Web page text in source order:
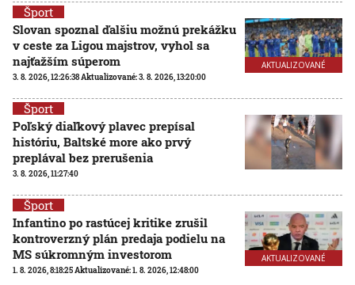
AKTUALIZOVANÉ
Šport
Slovan spoznal ďalšiu možnú prekážku
v ceste za Ligou majstrov, vyhol sa
najťažším súperom
3. 8. 2026, 12:26:38Aktualizované:3. 8. 2026, 13:20:00
Šport
Poľský diaľkový plavec prepísal
históriu, Baltské more ako prvý
preplával bez prerušenia
3. 8. 2026, 11:27:40
AKTUALIZOVANÉ
Šport
Infantino po rastúcej kritike zrušil
kontroverzný plán predaja podielu na
MS súkromným investorom
1. 8. 2026, 8:18:25Aktualizované:1. 8. 2026, 12:48:00